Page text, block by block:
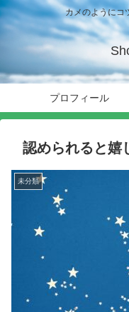
カメのように
プロフィール
認められると嬉
未分類